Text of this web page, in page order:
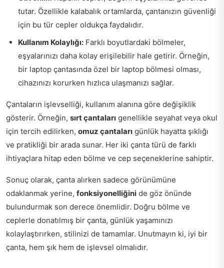
tutar. Özellikle kalabalık ortamlarda, çantanızın güvenliği
için bu tür cepler oldukça faydalıdır.
Kullanım Kolaylığı: Farklı boyutlardaki bölmeler,
eşyalarınızı daha kolay erişilebilir hale getirir. Örneğin,
bir laptop çantasında özel bir laptop bölmesi olması,
cihazınızı korurken hızlıca ulaşmanızı sağlar.
Çantaların işlevselliği, kullanım alanına göre değişiklik
gösterir. Örneğin, sırt çantaları genellikle seyahat veya okul
için tercih edilirken, omuz çantaları günlük hayatta şıklığı
ve pratikliği bir arada sunar. Her iki çanta türü de farklı
ihtiyaçlara hitap eden bölme ve cep seçeneklerine sahiptir.
Sonuç olarak, çanta alırken sadece görünümüne
odaklanmak yerine, fonksiyonelliğini de göz önünde
bulundurmak son derece önemlidir. Doğru bölme ve
ceplerle donatılmış bir çanta, günlük yaşamınızı
kolaylaştırırken, stilinizi de tamamlar. Unutmayın ki, iyi bir
çanta, hem şık hem de işlevsel olmalıdır.